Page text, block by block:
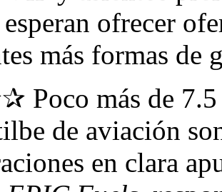
ofrecer
más formas de
más de 7.5
de aviación
en clara